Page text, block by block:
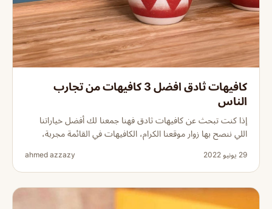
كافيهات ثادق افضل 3 كافيهات من تجارب
الناس
إذا كنت تبحث عن كافيهات ثادق فهنا جمعنا لك أفضل خياراتنا
اللي ننصح بها زوار موقعنا الكرام، الكافيهات في القائمة مجربة،
29 يونيو 2022 ahmed azzazy